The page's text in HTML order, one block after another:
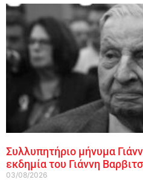
Συλλυπητήριο μήνυμα
εκδημία του Γιάννη
03/08/2026